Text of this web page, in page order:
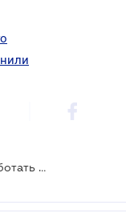
Бизнес-ассоциации предлагают разработать новый законопроект о применении РРО